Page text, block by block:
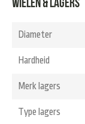
Diameter
Hardheid
Merk lagers
Type lagers